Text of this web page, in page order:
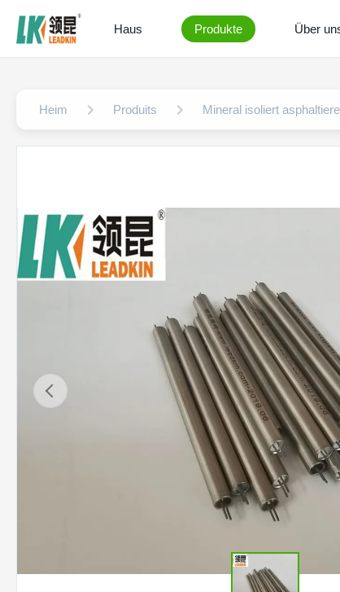
Haus Produkte Über
Heim Produits Mineral isoliert